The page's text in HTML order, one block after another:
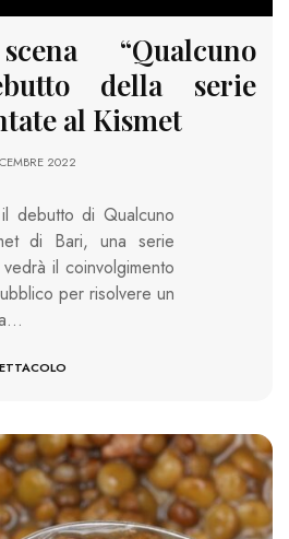
“Qualcuno
della serie
al Kismet
2022
debutto di Qualcuno
di Bari, una serie
il coinvolgimento
per risolvere un